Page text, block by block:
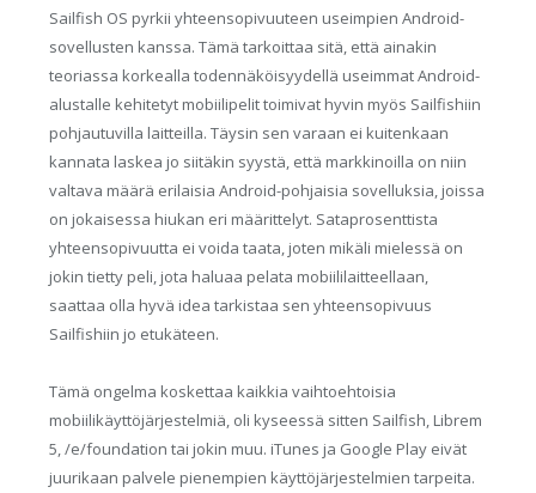
Sailfish OS pyrkii yhteensopivuuteen useimpien Android-
sovellusten kanssa. Tämä tarkoittaa sitä, että ainakin
teoriassa korkealla todennäköisyydellä useimmat Android-
alustalle kehitetyt mobiilipelit toimivat hyvin myös Sailfishiin
pohjautuvilla laitteilla. Täysin sen varaan ei kuitenkaan
kannata laskea jo siitäkin syystä, että markkinoilla on niin
valtava määrä erilaisia Android-pohjaisia sovelluksia, joissa
on jokaisessa hiukan eri määrittelyt. Sataprosenttista
yhteensopivuutta ei voida taata, joten mikäli mielessä on
jokin tietty peli, jota haluaa pelata mobiililaitteellaan,
saattaa olla hyvä idea tarkistaa sen yhteensopivuus
Sailfishiin jo etukäteen.
Tämä ongelma koskettaa kaikkia vaihtoehtoisia
mobiilikäyttöjärjestelmiä, oli kyseessä sitten Sailfish, Librem
5, /e/foundation tai jokin muu. iTunes ja Google Play eivät
juurikaan palvele pienempien käyttöjärjestelmien tarpeita.